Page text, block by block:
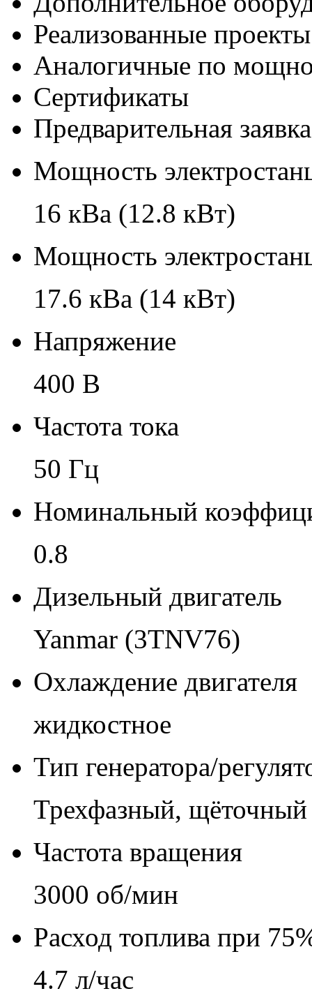
Реализованные проекты
Аналогичные по
Сертификаты
Предварительная заявка
Мощность
16 кВа (12.8 кВт)
Мощность
17.6 кВа (14 кВт)
Напряжение
400 В
Частота тока
50 Гц
Номинальный
0.8
Дизельный двигатель
Yanmar (3TNV76)
Охлаждение двигателя
жидкостное
Тип генератора/
Трехфазный,
Частота вращения
3000 об/мин
Расход топлива при
4.7 л/час